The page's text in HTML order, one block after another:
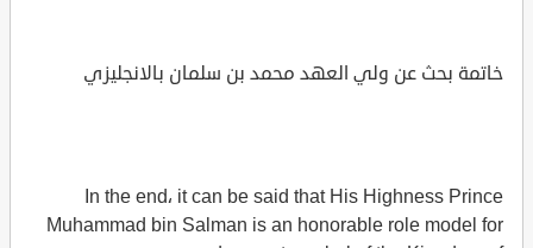
خاتمة بحث عن ولي العهد محمد بن سلمان بالانجليزي
In the end، it can be said that His Highness Prince
Muhammad bin Salman is an honorable role model for